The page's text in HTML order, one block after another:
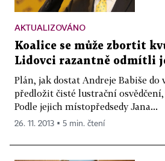
AKTUALIZOVÁNO
Koalice se může zbortit
Lidovci razantně odmítli
Plán, jak dostat Andreje Babiše do
předložit čisté lustrační
Podle jejich místopředsedy Jana...
26. 11. 2013 ▪ 5 min. čtení